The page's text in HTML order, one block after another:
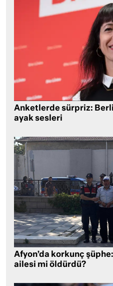
Anketlerde sürpriz:
ayak sesleri
Afyon’da korkunç
ailesi mi öldürdü?